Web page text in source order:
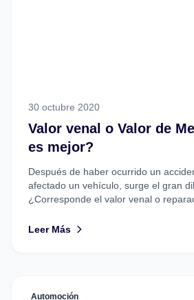
30 octubre 2020
Valor venal o Valor de
es mejor?
Después de haber ocurrido un
afectado un vehículo, surge el gran
¿Corresponde el valor venal o
Leer Más
Automoción